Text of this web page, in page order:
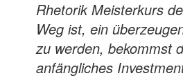
Rhetorik Meisterkurs
Weg ist, ein
zu werden, bekommst
anfängliches